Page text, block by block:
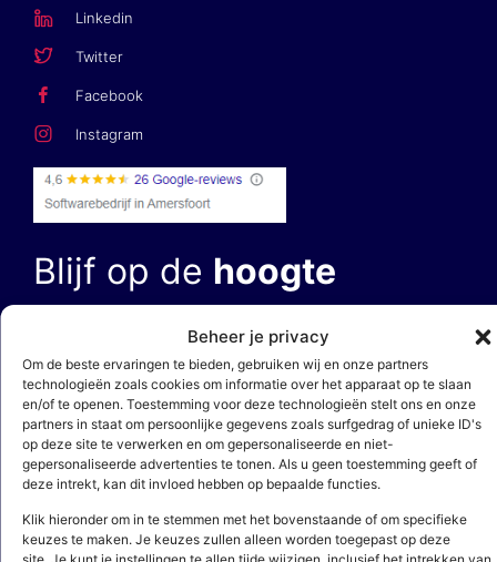
Beheer je privacy
Om de beste ervaringen te bieden, gebruiken wij en onze partners
technologieën zoals cookies om informatie over het apparaat op te slaan
en/of te openen. Toestemming voor deze technologieën stelt ons en onze
partners in staat om persoonlijke gegevens zoals surfgedrag of unieke ID's
op deze site te verwerken en om gepersonaliseerde en niet-
gepersonaliseerde advertenties te tonen. Als u geen toestemming geeft of
deze intrekt, kan dit invloed hebben op bepaalde functies.
Klik hieronder om in te stemmen met het bovenstaande of om specifieke
keuzes te maken. Je keuzes zullen alleen worden toegepast op deze
Linkedin
Twitter
Facebook
Instagram
Blijf op de hoogte
Door op ‘aanmelden’ te klikken, bevestig je dat je akkoord gaat met
reCAPTCHA en het privacybeleid en deservicevoorwaardenvan Google zijn
van toepassing.